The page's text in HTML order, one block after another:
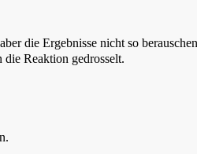
die Ergebnisse nicht so
die Reaktion gedrosselt.